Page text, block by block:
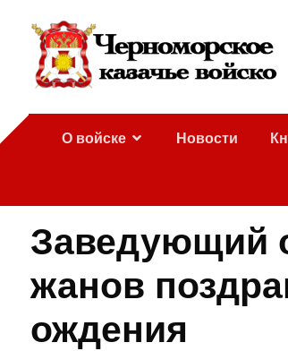
О войске Новости
Заведующий
жанов
ождения